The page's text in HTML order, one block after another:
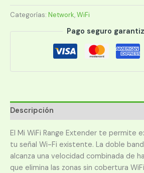
RANGE
EXTENDER
Categorías: Network,WiFi
Pago seguro
Descripción
El Mi WiFi Range Extender te permite
tu señal Wi-Fi existente. La doble
alcanza una velocidad combinada de
que elimina las zonas sin cobertura